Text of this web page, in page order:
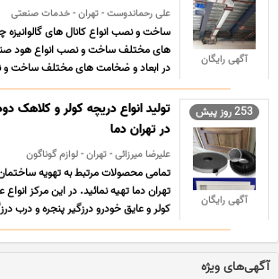
آگهی رایگان
علی رحماندوست - تهران - خدمات صنعتی
ساخت و نصب انواع کانال های گالوانیزه
های مختلف ساخت و نصب انواع هود
در ابعاد و ضخامت های مختلف ساخت و
هوا رنگ استاتیک و دریچه بازدید زیر فن
اجرای کانالهای فلکسی بله ساخت و نصب
253 روز پیش
آگهی رایگان
تولید انواع دریچه کولر و کلاهک
در تهران دما
علیرضا میرزائی - تهران - لوازم گوناگون
تمامی محصولات مرتبط به تهویه ساختمان
تهران دما تهیه نمائید. در این مرکز
کولر و عایق خودرو درزگیر پنجره و درب
کلاهک شومینه و باربیکیو دمپر بادی
تاسیسات فن فن هواکش هواکش
آگهی‌های ویژه